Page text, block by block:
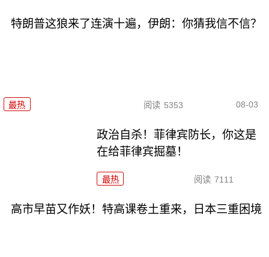
特朗普这狼来了连演十遍，伊朗：你猜我信不信？
最热 阅读 5353 08-03
政治自杀！菲律宾防长，你这是
在给菲律宾掘墓！
最热 阅读 7111
高市早苗又作妖！特高课卷土重来，日本三重困境